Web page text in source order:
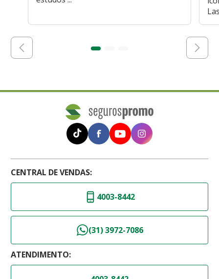
CENTRAL DE VENDAS:
4003-8442
(31) 3972-7086
ATENDIMENTO: